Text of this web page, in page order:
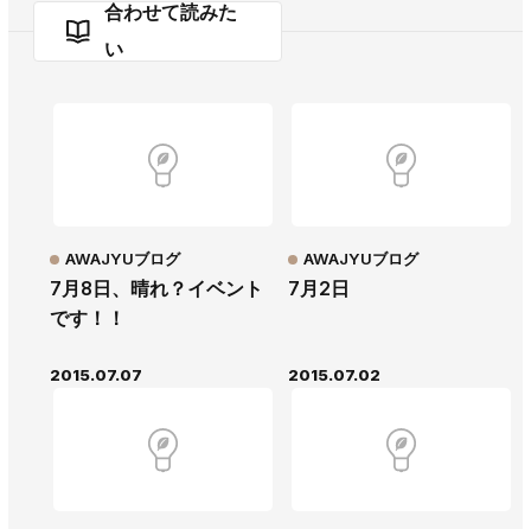
合わせて読みた
い
7月8日、晴れ？イベント
です！！
AWAJYUブログ
2015.07.07
7月2日
AWAJYUブログ
2015.07.02